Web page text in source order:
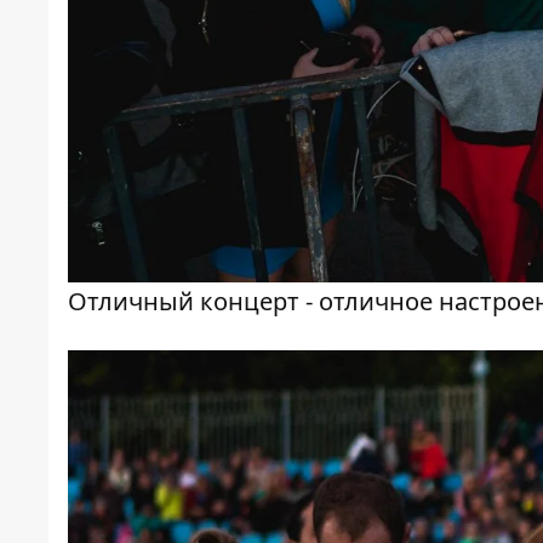
Отличный концерт - отличное